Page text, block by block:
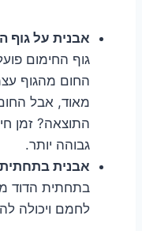
אבנית על גוף
גוף החימום
החום מהגוף
מאוד, אבל
התוצאה? זמן
גבוהה יותר.
אבנית
בתחתית הדוד
לחמם ויכולה